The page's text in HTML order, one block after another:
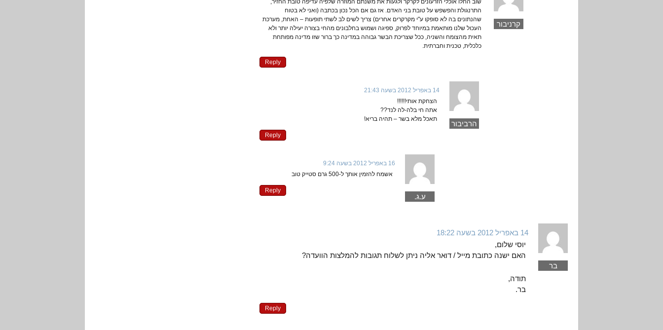
קרניבור
שוב החלו אוכלי הזרעונים לקרקר ולגעות את משנתם המוזרה שלפיה עדיפה טובת החזיר,
התרנגולת והפשפש על טובת בני האדם. אז גם אם הכל נכון בכתבה (ואני לא בטוח
שהנתונים בה לא סופקו ע"י מקרקרים אחרים) צריך לשים לב לשתי תופעות – האחת, מערכת
העכול שלנו מותאמת במיוחד לפרוק, ספיגה ושמוש בחלבונים מהחי בצורה יעילה יותר ולא
תאית מהצומח והשניה, ככל שצריכת הבשר גבוהה במדינה כך ברור שזו מדינה מפותחת
כלכלית, טכנית וחברתית.
Reply
הרביבור
14 באפריל 2012 בשעה 21:43
הצחקת אותי!!!!!!
אתה חי בלה-לה לנד??
תאכל מלא בשר – תהיה בריא!
Reply
ע.ג.
16 באפריל 2012 בשעה 9:24
אשמח להזמין אותך ל-500 גרם סטייק טוב
Reply
בר
14 באפריל 2012 בשעה 18:22
יוסי שלום,
האם ישנה כתובת מייל / דואר אליה ניתן לשלוח תגובות להמלצות הוועדה?
תודה,
בר.
Reply